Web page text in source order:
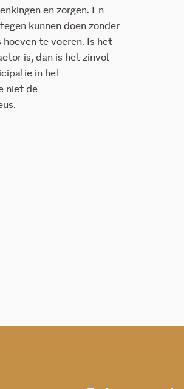
en zorgen. En
kunnen doen zonder
te voeren. Is het
is, dan is het zinvol
in het
niet de